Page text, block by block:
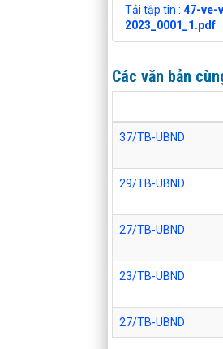
Tải tập tin : 47-ve-
2023_0001_1.pdf
Các văn bản
37/TB-UBND
29/TB-UBND
27/TB-UBND
23/TB-UBND
27/TB-UBND